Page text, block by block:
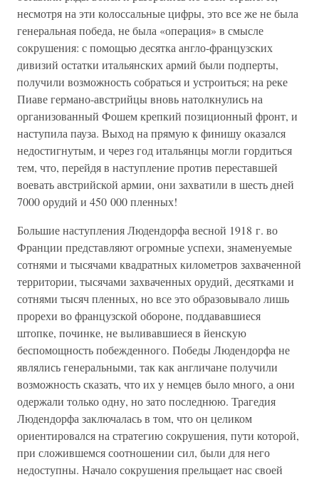
несмотря на эти колоссальные цифры, это все же не была
генеральная победа, не была «операция» в смысле
сокрушения: с помощью десятка англо-французских
дивизий остатки итальянских армий были подперты,
получили возможность собраться и устроиться; на реке
Пиаве германо-австрийцы вновь натолкнулись на
организованный Фошем крепкий позиционный фронт, и
наступила пауза. Выход на прямую к финишу оказался
недостигнутым, и через год итальянцы могли гордиться
тем, что, перейдя в наступление против переставшей
воевать австрийской армии, они захватили в шесть дней
7000 орудий и 450 000 пленных!
Большие наступления Людендорфа весной 1918 г. во
Франции представляют огромные успехи, знаменуемые
сотнями и тысячами квадратных километров захваченной
территории, тысячами захваченных орудий, десятками и
сотнями тысяч пленных, но все это образовывало лишь
прорехи во французской обороне, поддававшиеся
штопке, починке, не выливавшиеся в йенскую
беспомощность побежденного. Победы Людендорфа не
являлись генеральными, так как англичане получили
возможность сказать, что их у немцев было много, а они
одержали только одну, но зато последнюю. Трагедия
Людендорфа заключалась в том, что он целиком
ориентировался на стратегию сокрушения, пути которой,
при сложившемся соотношении сил, были для него
недоступны. Начало сокрушения прельщает нас своей